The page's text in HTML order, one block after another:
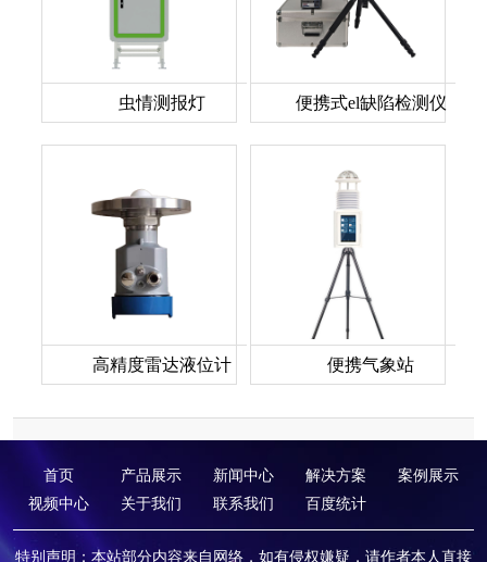
虫情测报灯 便携式el缺陷检测仪
高精度雷达液位计 便携气象站
首页 产品展示 新闻中心 解决方案
案例展示
视频中心
关于我们 联系我们 百度统计
特别声明：本站部分内容来自网络，如有侵权嫌疑，请作者本人直接